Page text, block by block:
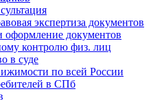
экспертиза документов
оформление документов
контролю физ. лиц
в суде
по всей России
в СПб